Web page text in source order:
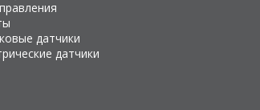
датчики
датчики